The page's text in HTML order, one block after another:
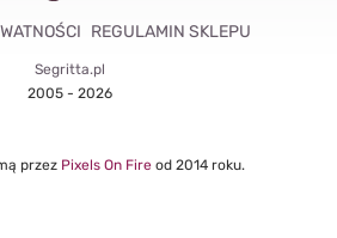
Segritta.pl
2005 - 2026
REGULAMIN SKLEPU
przez Pixels On Fire od 2014 roku.